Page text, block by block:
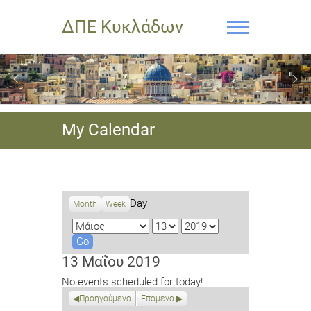
ΔΠΕ Κυκλάδων
My Calendar
Month Week Day
M
o
n
h
D
y
Y
a
13 Μαΐου 2019
No events scheduled for today!
Προηγούμενο Επόμενο